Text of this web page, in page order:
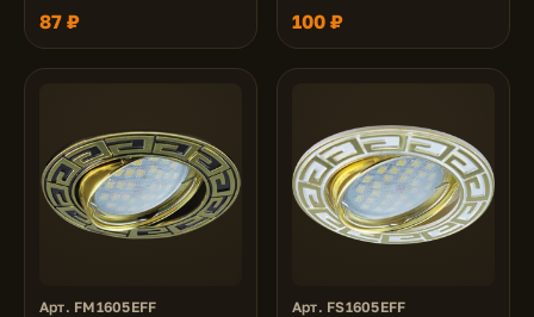
Черненая Бронза 24x88
87 ₽
Белый 24x88
100 ₽
Арт. FM1605EFF Арт. FS1605EFF